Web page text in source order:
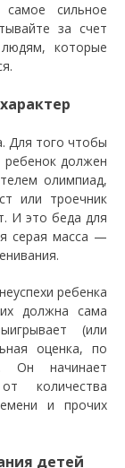
сильное
за счет
которые
Для того чтобы
ребенок должен
олимпиад,
или троечник
И это беда для
серая масса —
ребенка
должна сама
(или
оценка, по
Он начинает
количества
и прочих
детей